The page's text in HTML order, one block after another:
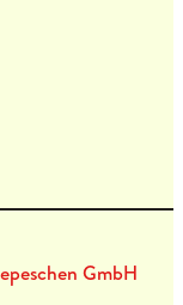
GmbH